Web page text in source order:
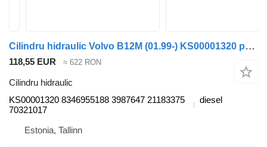
Cilindru hidraulic Volvo B12M (01.99-) KS00001320 pentru autobuz Volvo B6, B7, B9, B10, B12 bus (1978-2011)
118,55 EUR ≈ 622 RON
Cilindru hidraulic
KS00001320 8346955188 3987647 21183375
70321017
diesel
Estonia, Tallinn